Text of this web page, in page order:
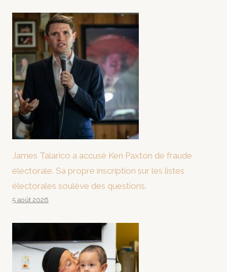
James Talarico a accusé Ken Paxton de fraude
électorale. Sa propre inscription sur les listes
électorales soulève des questions.
5 août 2026